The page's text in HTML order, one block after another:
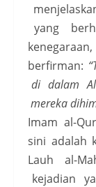
yang
berfirman:
di dalam
mereka
Imam al-
sini adalah
Lauh al-
kejadian